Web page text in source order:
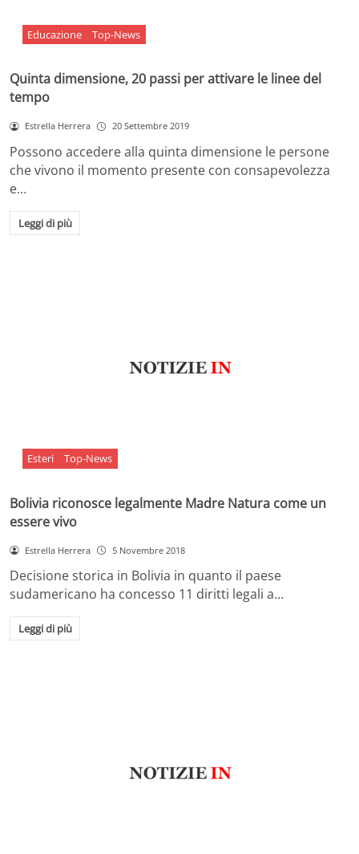
Educazione Top-News
Quinta dimensione, 20 passi per attivare le linee del
tempo
Estrella Herrera 20 Settembre 2019
Possono accedere alla quinta dimensione le persone
che vivono il momento presente con consapevolezza
e…
Leggi di più
Esteri Top-News
Bolivia riconosce legalmente Madre Natura come un
essere vivo
Estrella Herrera 5 Novembre 2018
Decisione storica in Bolivia in quanto il paese
sudamericano ha concesso 11 diritti legali a…
Leggi di più